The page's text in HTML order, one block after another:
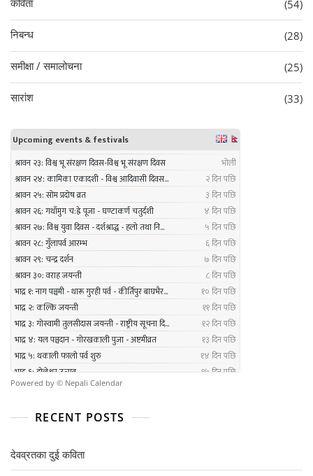
(54)
निबन्ध (28)
समीक्षा / समालोचना (25)
सारांश (33)
Powered by © Nepali Calendar
RECENT POSTS
देवव्रतका दुई कविता